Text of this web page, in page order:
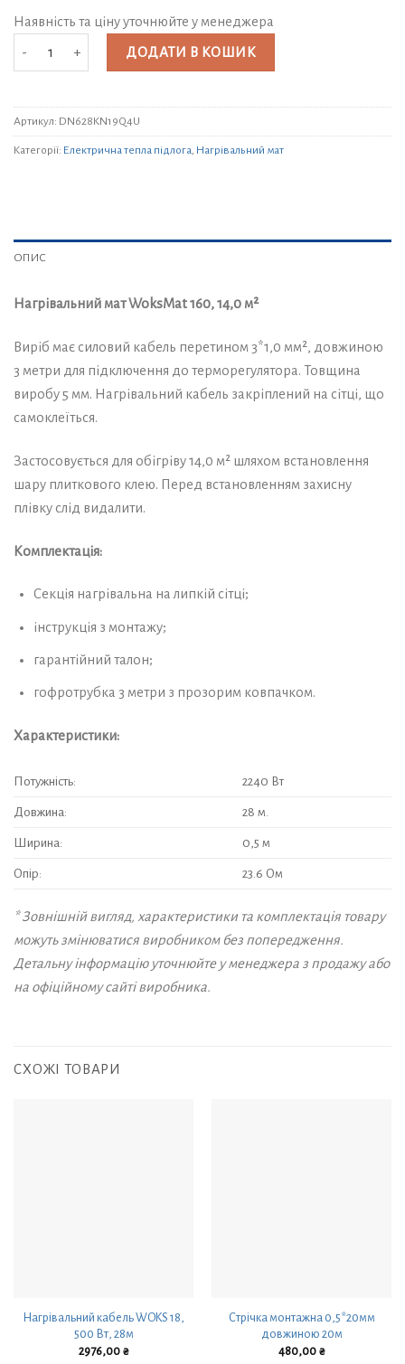
Наявність та ціну уточнюйте у менеджера
Нагрівальний мат WoksMat 160, 14,0 м² кількість
ДОДАТИ В КОШИК
Артикул: DN628KN19Q4U
Категорії: Електрична тепла підлога, Нагрівальний мат
ОПИС
Нагрівальний мат WoksMat 160, 14,0 м²
Виріб має силовий кабель перетином 3*1,0 мм², довжиною
3 метри для підключення до терморегулятора. Товщина
виробу 5 мм. Нагрівальний кабель закріплений на сітці, що
самоклеїться.
Застосовується для обігріву 14,0 м² шляхом встановлення
шару плиткового клею. Перед встановленням захисну
плівку слід видалити.
Комплектація:
Секція нагрівальна на липкій сітці;
інструкція з монтажу;
гарантійний талон;
гофротрубка 3 метри з прозорим ковпачком.
Характеристики:
Потужність: 2240 Вт
Довжина: 28 м.
Ширина: 0,5 м
Опір: 23.6 Ом
* Зовнішній вигляд, характеристики та комплектація товару
можуть змінюватися виробником без попередження.
Детальну інформацію уточнюйте у менеджера з продажу або
на офіційному сайті виробника.
СХОЖІ ТОВАРИ
Нагрівальний кабель WOKS 18,
500 Вт, 28м
2976,00 ₴
Стрічка монтажна 0,5*20мм
довжиною 20м
480,00 ₴